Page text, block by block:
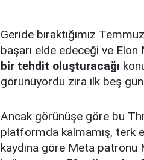
Geride bıraktığımız
başarı elde edeceği ve Elon
bir tehdit oluşturacağı
görünüyordu zira ilk beş
Ancak görünüşe göre bu
platformda kalmamış, terk
kaydına göre Meta